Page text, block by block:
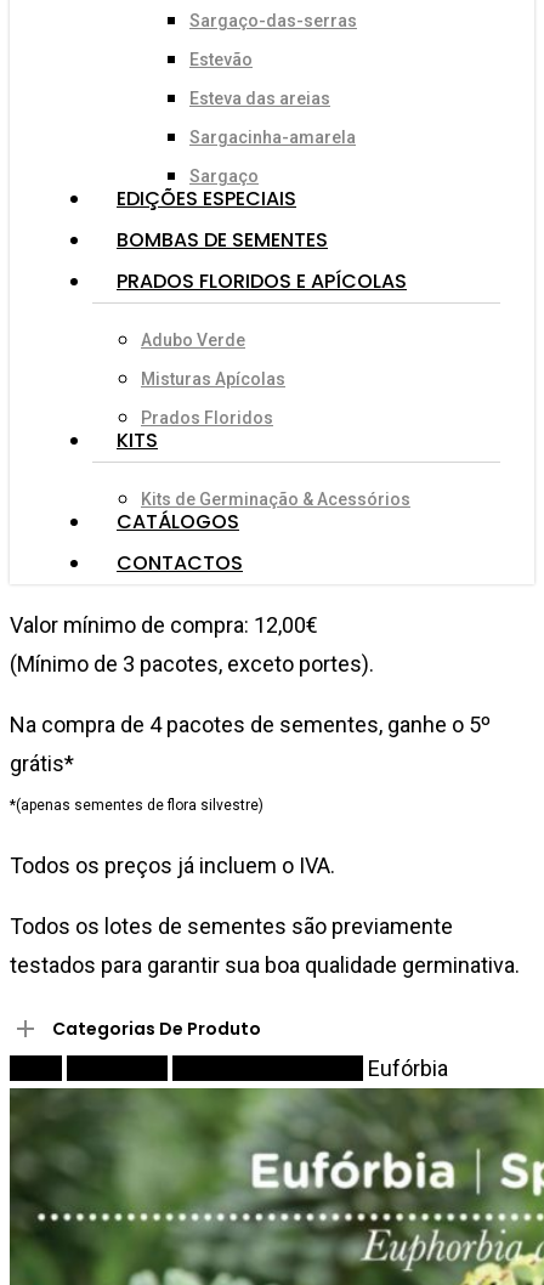
Sargaço-das-serras
Estevão
Esteva das areias
Sargacinha-amarela
Sargaço
EDIÇÕES ESPECIAIS
BOMBAS DE SEMENTES
PRADOS FLORIDOS E APÍCOLAS
Adubo Verde
Misturas Apícolas
Prados Floridos
KITS
Kits de Germinação & Acessórios
CATÁLOGOS
CONTACTOS
Valor mínimo de compra: 12,00€
(Mínimo de 3 pacotes, exceto portes).
Na compra de 4 pacotes de sementes, ganhe o 5º
grátis*
*(apenas sementes de flora silvestre)
Todos os preços já incluem o IVA.
Todos os lotes de sementes são previamente
testados para garantir sua boa qualidade germinativa.
Categorias De Produto
Eufórbia